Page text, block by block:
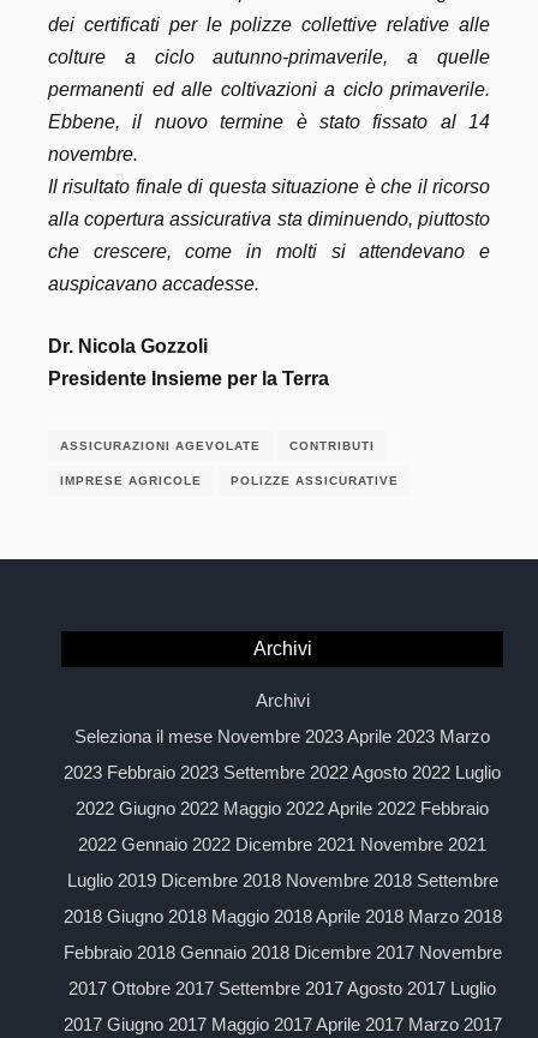
dei certificati per le polizze collettive relative alle
colture a ciclo autunno-primaverile, a quelle
permanenti ed alle coltivazioni a ciclo primaverile.
Ebbene, il nuovo termine è stato fissato al 14
novembre.
Il risultato finale di questa situazione è che il ricorso
alla copertura assicurativa sta diminuendo, piuttosto
che crescere, come in molti si attendevano e
auspicavano accadesse.
Dr. Nicola Gozzoli
Presidente Insieme per la Terra
ASSICURAZIONI AGEVOLATE CONTRIBUTI
IMPRESE AGRICOLE POLIZZE ASSICURATIVE
Archivi
Archivi
Seleziona il mese Novembre 2023 Aprile 2023 Marzo
2023 Febbraio 2023 Settembre 2022 Agosto 2022 Luglio
2022 Giugno 2022 Maggio 2022 Aprile 2022 Febbraio
2022 Gennaio 2022 Dicembre 2021 Novembre 2021
Luglio 2019 Dicembre 2018 Novembre 2018 Settembre
2018 Giugno 2018 Maggio 2018 Aprile 2018 Marzo 2018
Febbraio 2018 Gennaio 2018 Dicembre 2017 Novembre
2017 Ottobre 2017 Settembre 2017 Agosto 2017 Luglio
2017 Giugno 2017 Maggio 2017 Aprile 2017 Marzo 2017